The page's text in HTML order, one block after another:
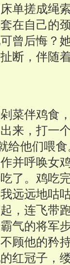
单搓成绳
在自己的
曾后悔？
断，伴随
菜伴鸡食
来，打一
给他们喂
并呼唤女
了。鸡吃
远远地咕
，连飞带
气的将军
顾他的矜
红冠子，